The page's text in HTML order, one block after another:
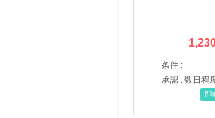
条件 :
承認 : 数日程
即